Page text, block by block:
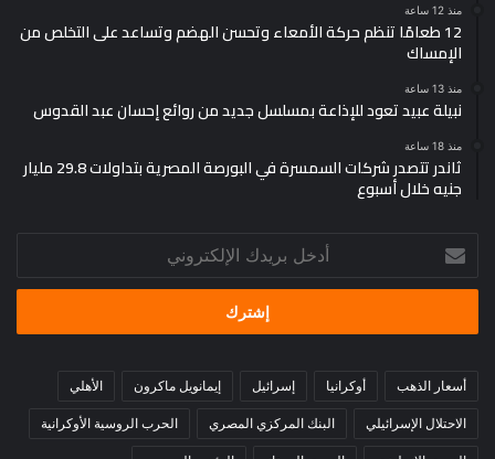
منذ 12 ساعة
12 طعامًا تنظم حركة الأمعاء وتحسن الهضم وتساعد على التخلص من
الإمساك
منذ 13 ساعة
نبيلة عبيد تعود للإذاعة بمسلسل جديد من روائع إحسان عبد القدوس
منذ 18 ساعة
ثاندر تتصدر شركات السمسرة في البورصة المصرية بتداولات 29.8 مليار
جنيه خلال أسبوع
بريدك
الإلكتروني
أسعار الذهب أوكرانيا إسرائيل إيمانويل ماكرون الأهلي
الاحتلال الإسرائيلي البنك المركزي المصري الحرب الروسية الأوكرانية